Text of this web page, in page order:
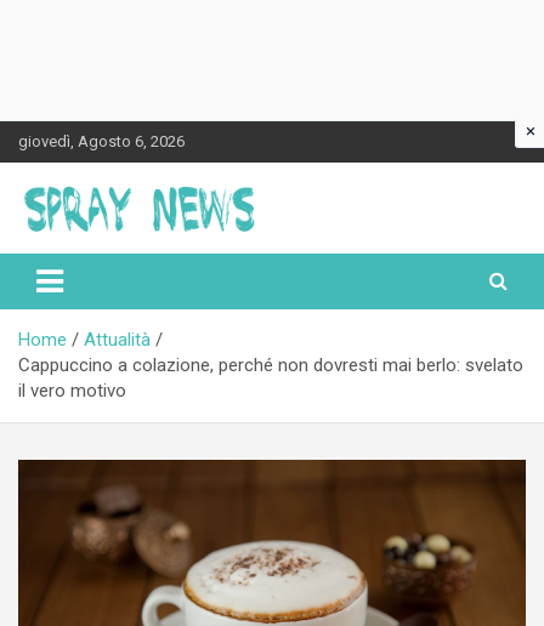
Skip
to
content
giovedì, Agosto 6, 2026
Spraynews.it
Home
Attualità
Cappuccino a colazione, perché non dovresti mai berlo: svelato
il vero motivo
×